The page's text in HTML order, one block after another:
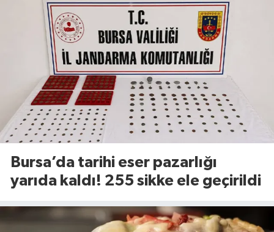
Bursa’da tarihi eser pazarlığı
yarıda kaldı! 255 sikke ele geçirildi